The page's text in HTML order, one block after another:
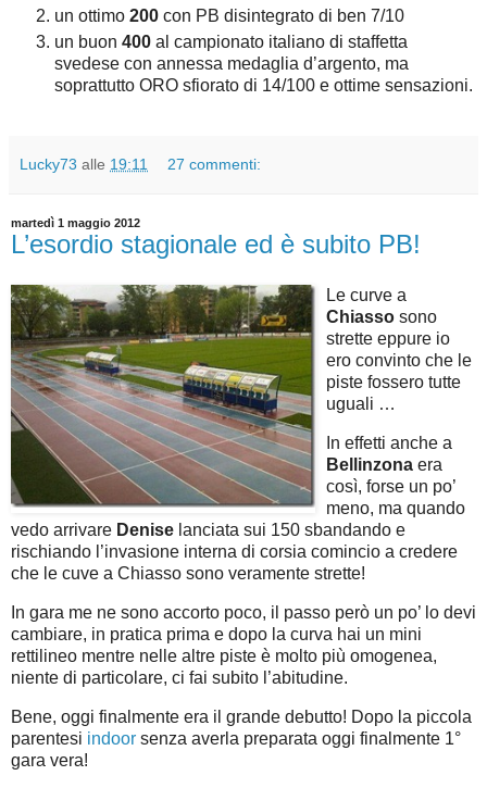
un ottimo 200 con PB disintegrato di ben 7/10
un buon 400 al campionato italiano di staffetta
svedese con annessa medaglia d’argento, ma
soprattutto ORO sfiorato di 14/100 e ottime sensazioni.
Lucky73 alle 19:11 27 commenti:
martedì 1 maggio 2012
L’esordio stagionale ed è subito PB!
Le curve a
Chiasso sono
strette eppure io
ero convinto che le
piste fossero tutte
uguali …
In effetti anche a
Bellinzona era
così, forse un po’
meno, ma quando
vedo arrivare Denise lanciata sui 150 sbandando e
rischiando l’invasione interna di corsia comincio a credere
che le cuve a Chiasso sono veramente strette!
In gara me ne sono accorto poco, il passo però un po’ lo devi
cambiare, in pratica prima e dopo la curva hai un mini
rettilineo mentre nelle altre piste è molto più omogenea,
niente di particolare, ci fai subito l’abitudine.
Bene, oggi finalmente era il grande debutto! Dopo la piccola
parentesi indoor senza averla preparata oggi finalmente 1°
gara vera!